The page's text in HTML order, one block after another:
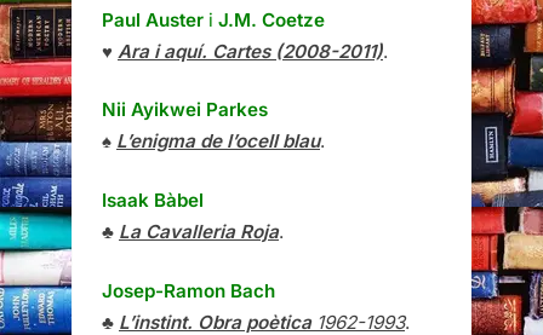
Paul Auster i J.M. Coetze
♥ Ara i aquí. Cartes (2008-2011).
Nii Ayikwei Parkes
♠ L’enigma de l’ocell blau.
Isaak Bàbel
♣ La Cavalleria Roja.
Josep-Ramon Bach
♣ L’instint. Obra poètica1962-1993.